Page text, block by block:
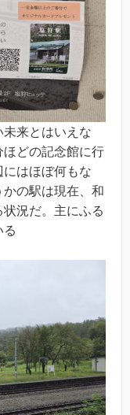
来とはいえな
どの記念館に行
にはほぼ何もな
の駅は現在、和
況だ。主にふる
る